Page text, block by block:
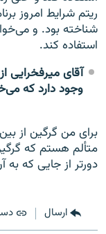
ریتم شرایط امروز
شناخته بود. و
استفاده کند.
آقای میرفخرایی
وجود دارد که
برای من گرگین از
متألم هستم که
دور‌تر از جایی که
ارسال